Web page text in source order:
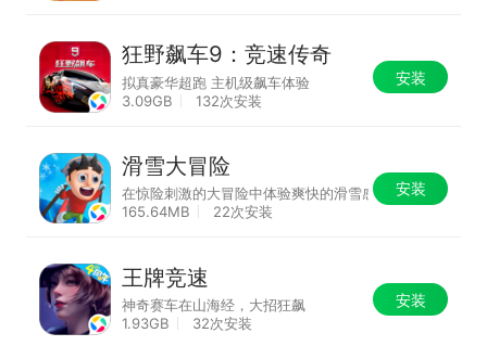
狂野飙车9：竞速传奇
拟真豪华超跑 主机级飙车体验
3.09GB
132次安装
安装
滑雪大冒险
在惊险刺激的大冒险中体验爽快的滑雪感受吧!
165.64MB
22次安装
安装
王牌竞速
神奇赛车在山海经，大招狂飙
1.93GB
32次安装
安装